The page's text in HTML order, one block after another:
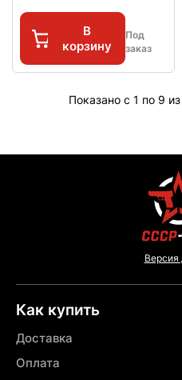
В
корзину
Под
заказ
Показано с 1 по 9
Версия
Как купить
Доставка
Оплата